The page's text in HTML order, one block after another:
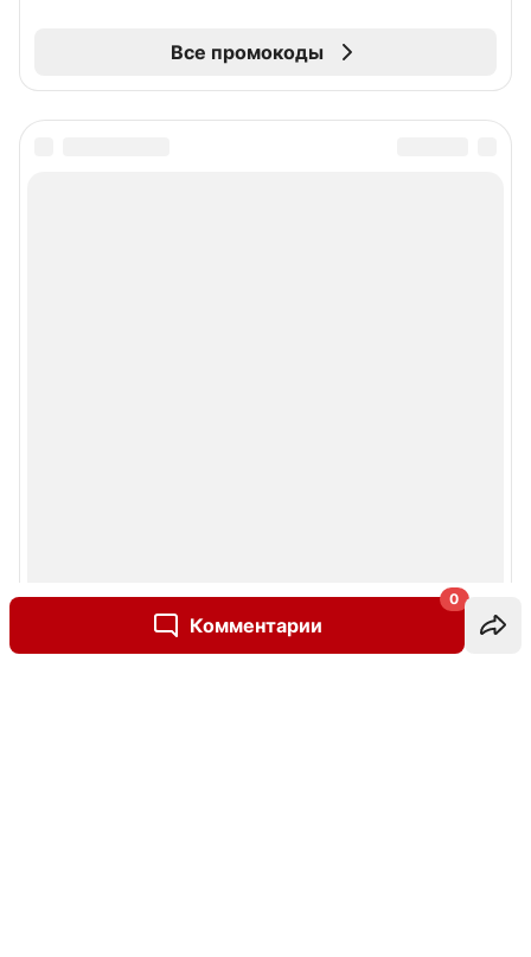
Комментарии
0
Все промокоды